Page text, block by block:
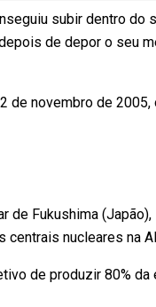
subir dentro do
de depor o seu
de novembro de
de Fukushima
centrais nucleares na
de produzir 80%